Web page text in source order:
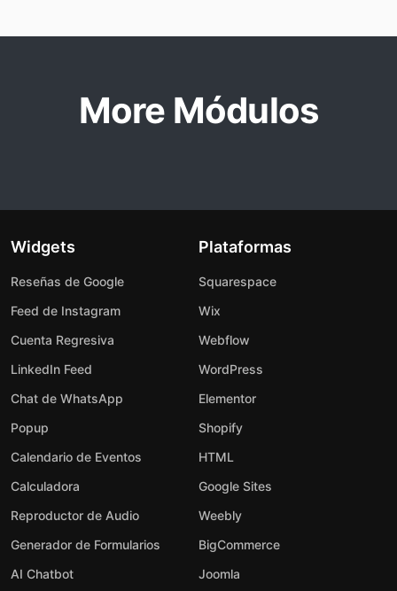
More Módulos
Widgets
Reseñas de Google
Feed de Instagram
Cuenta Regresiva
LinkedIn Feed
Chat de WhatsApp
Popup
Calendario de Eventos
Calculadora
Reproductor de Audio
Generador de Formularios
AI Chatbot
Plataformas
Squarespace
Wix
Webflow
WordPress
Elementor
Shopify
HTML
Google Sites
Weebly
BigCommerce
Joomla